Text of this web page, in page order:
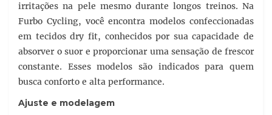
irritações na pele mesmo durante longos treinos. Na
Furbo Cycling, você encontra modelos confeccionadas
em tecidos dry fit, conhecidos por sua capacidade de
absorver o suor e proporcionar uma sensação de frescor
constante. Esses modelos são indicados para quem
busca conforto e alta performance.
Ajuste e modelagem